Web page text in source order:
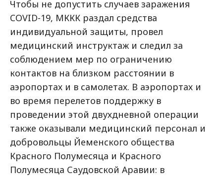
Чтобы не допустить случаев заражения
COVID-19, МККК раздал средства
индивидуальной защиты, провел
медицинский инструктаж и следил за
соблюдением мер по ограничению
контактов на близком расстоянии в
аэропортах и в самолетах. В аэропортах и
во время перелетов поддержку в
проведении этой двухдневной операции
также оказывали медицинский персонал и
добровольцы Йеменского общества
Красного Полумесяца и Красного
Полумесяца Саудовской Аравии: в